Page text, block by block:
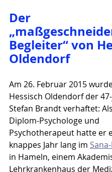
Der
Begleiter“ von
Oldendorf
Am 26. Februar 2015
Hessisch Oldendorf der
Stefan Brandt verhaftet:
Diplom-Psychologe und
Psychotherapeut hatte er
knappes Jahr lang im
in Hameln, einem
Lehrkrankenhaus der